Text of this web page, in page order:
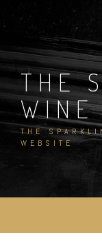
content
THE
WINE
THE
WEBSITE